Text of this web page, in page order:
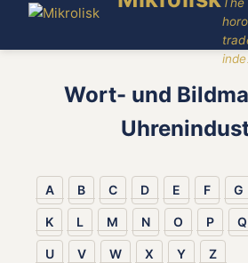
Wort- und
A B C D E F G
K L M N O P Q
U V W X Y Z